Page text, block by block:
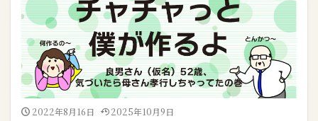
2022年8月16日 2025年10月9日